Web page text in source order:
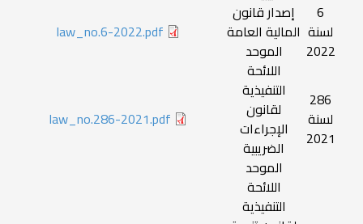
6
لسنة
2022
إصدار قانون
المالية العامة
الموحد
law_no.6-2022.pdf
286
لسنة
2021
اللائحة
التنفيذية
لقانون
الإجراءات
الضريبية
الموحد
law_no.286-2021.pdf
اللائحة
التنفيذية